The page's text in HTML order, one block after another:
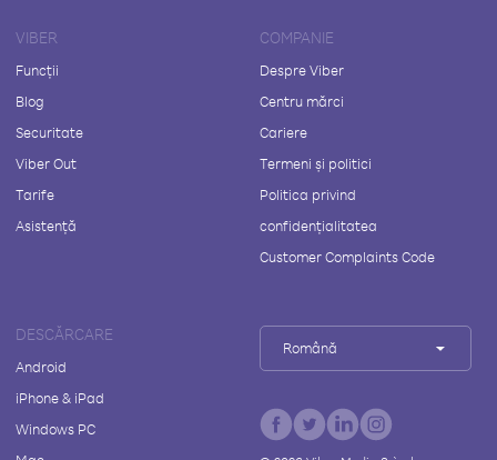
VIBER
Funcții
Blog
Securitate
Viber Out
Tarife
Asistență
COMPANIE
Despre Viber
Centru mărci
Cariere
Termeni și politici
Politica privind
confidențialitatea
Customer Complaints Code
DESCĂRCARE
Android
iPhone & iPad
Windows PC
Română